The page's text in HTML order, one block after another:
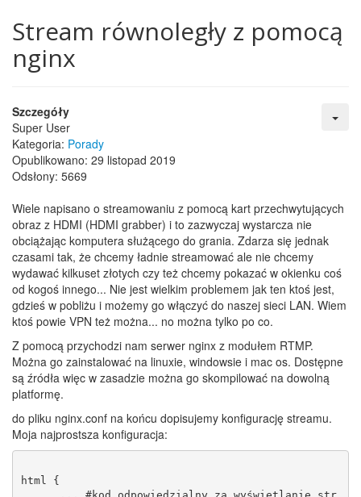
Stream równoległy z pomocą
nginx
Szczegóły
Super User
Kategoria: Porady
Opublikowano: 29 listopad 2019
Odsłony: 5669
Wiele napisano o streamowaniu z pomocą kart przechwytujących
obraz z HDMI (HDMI grabber) i to zazwyczaj wystarcza nie
obciążając komputera służącego do grania. Zdarza się jednak
czasami tak, że chcemy ładnie streamować ale nie chcemy
wydawać kilkuset złotych czy też chcemy pokazać w okienku coś
od kogoś innego... Nie jest wielkim problemem jak ten ktoś jest,
gdzieś w pobliżu i możemy go włączyć do naszej sieci LAN. Wiem
ktoś powie VPN też można... no można tylko po co.
Z pomocą przychodzi nam serwer nginx z modułem RTMP.
Można go zainstalować na linuxie, windowsie i mac os. Dostępne
są źródła więc w zasadzie można go skompilować na dowolną
platformę.
do pliku nginx.conf na końcu dopisujemy konfigurację streamu.
Moja najprostsza konfiguracja:
html {